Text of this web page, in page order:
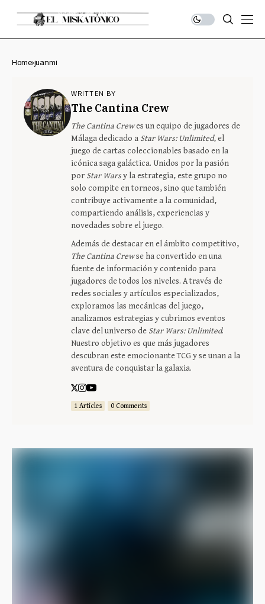
Home juanmi
WRITTEN BY
The Cantina Crew
The Cantina Crewes un equipo de jugadores de
Málaga dedicado a Star Wars: Unlimited, el
juego de cartas coleccionables basado en la
icónica saga galáctica. Unidos por la pasión
por Star Warsy la estrategia, este grupo no
solo compite en torneos, sino que también
contribuye activamente a la comunidad,
compartiendo análisis, experiencias y
novedades sobre el juego.
Además de destacar en el ámbito competitivo,
The Cantina Crewse ha convertido en una
fuente de información y contenido para
jugadores de todos los niveles. A través de
redes sociales y artículos especializados,
exploramos las mecánicas del juego,
analizamos estrategias y cubrimos eventos
clave del universo de Star Wars: Unlimited.
Nuestro objetivo es que más jugadores
descubran este emocionante TCG y se unan a la
aventura de conquistar la galaxia.
1 Articles 0 Comments